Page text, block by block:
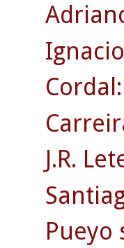
J.R.
Pueyo